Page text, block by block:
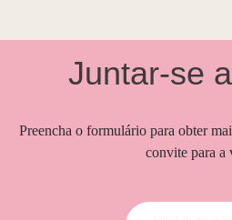
Juntar-se
Preencha o formulário para obter
convite para a